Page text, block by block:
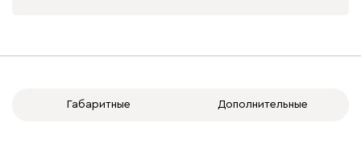
Цвет столешницы
Габаритные Дополнительные